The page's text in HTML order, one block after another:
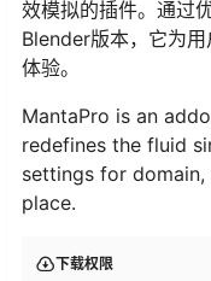
效模拟的插件。通过
Blender版本，它为
体验。
MantaPro is an
redefines the fluid
settings for
place.
下载权限